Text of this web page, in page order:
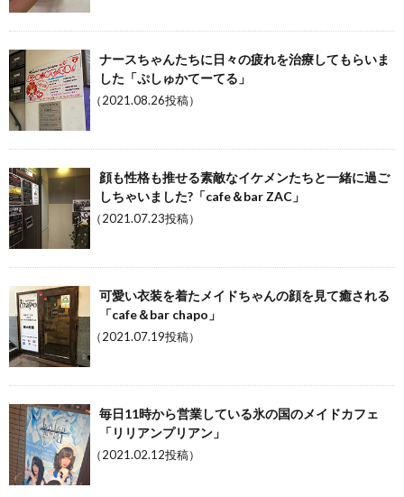
ナースちゃんたちに日々の疲れを治療してもらいま
した「ぷしゅかてーてる」
（2021.08.26投稿）
顔も性格も推せる素敵なイケメンたちと一緒に過ご
しちゃいました?「cafe＆bar ZAC」
（2021.07.23投稿）
可愛い衣装を着たメイドちゃんの顔を見て癒される
「cafe＆bar chapo」
（2021.07.19投稿）
毎日11時から営業している氷の国のメイドカフェ
「リリアンプリアン」
（2021.02.12投稿）